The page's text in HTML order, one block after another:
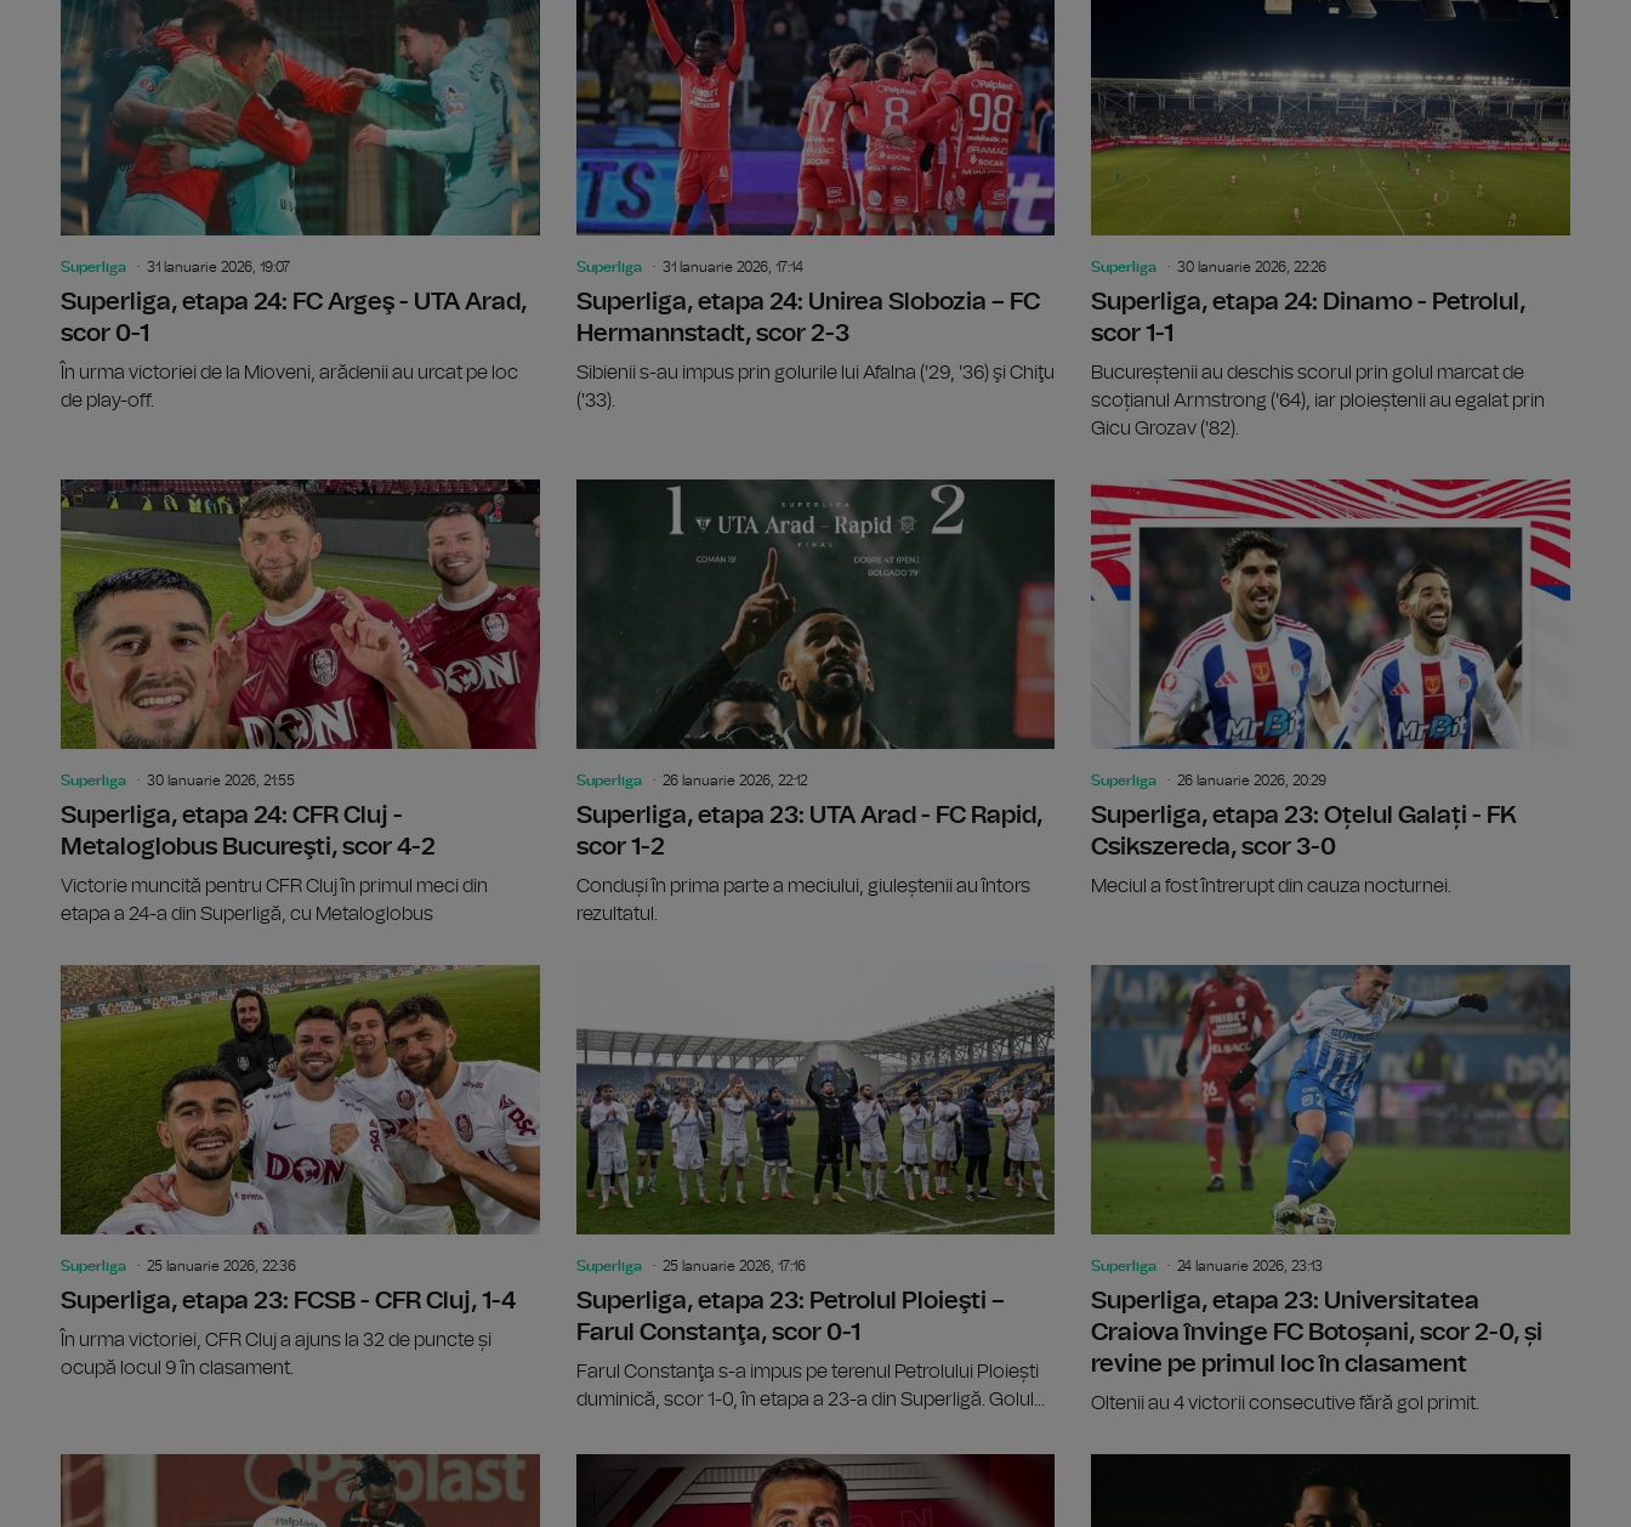
Superliga 31 Ianuarie 2026, 19:07
Superliga, etapa 24: FC Argeş - UTA Arad,
scor 0-1
În urma victoriei de la Mioveni, arădenii au urcat pe loc
de play-off.
Superliga 31 Ianuarie 2026, 17:14
Superliga, etapa 24: Unirea Slobozia – FC
Hermannstadt, scor 2-3
Sibienii s-au impus prin golurile lui Afalna ('29, '36) şi Chiţu
('33).
Superliga 30 Ianuarie 2026, 22:26
Superliga, etapa 24: Dinamo - Petrolul,
scor 1-1
Bucureștenii au deschis scorul prin golul marcat de
scoțianul Armstrong ('64), iar ploieștenii au egalat prin
Gicu Grozav ('82).
Superliga 30 Ianuarie 2026, 21:55
Superliga, etapa 24: CFR Cluj -
Metaloglobus Bucureşti, scor 4-2
Victorie muncită pentru CFR Cluj în primul meci din
etapa a 24-a din Superligă, cu Metaloglobus
Superliga, etapa 24: CFR Cluj - Metaloglobus Bucureşti, scor 4-2
Superliga 26 Ianuarie 2026, 22:12
Superliga, etapa 23: UTA Arad - FC Rapid,
scor 1-2
Conduși în prima parte a meciului, giuleștenii au întors
rezultatul.
Superliga,
Superliga 26 Ianuarie 2026, 20:29
Superliga, etapa 23: Oțelul Galați - FK
Csikszereda, scor 3-0
Meciul a fost întrerupt din cauza nocturnei.
Superliga 25 Ianuarie 2026, 22:36
Superliga, etapa 23: FCSB - CFR Cluj, 1-4
În urma victoriei, CFR Cluj a ajuns la 32 de puncte și
ocupă locul 9 în clasament.
Superliga, etapa 23: FCSB - CFR Cluj, 1-4
Superliga 25 Ianuarie 2026, 17:16
Superliga, etapa 23: Petrolul Ploieşti –
Farul Constanţa, scor 0-1
Farul Constanţa s-a impus pe terenul Petrolului Ploiești
duminică, scor 1-0, în etapa a 23-a din Superligă. Golul...
Superliga 24 Ianuarie 2026, 23:13
Superliga, etapa 23: Universitatea
Craiova învinge FC Botoșani, scor 2-0, și
revine pe primul loc în clasament
Oltenii au 4 victorii consecutive fără gol primit.